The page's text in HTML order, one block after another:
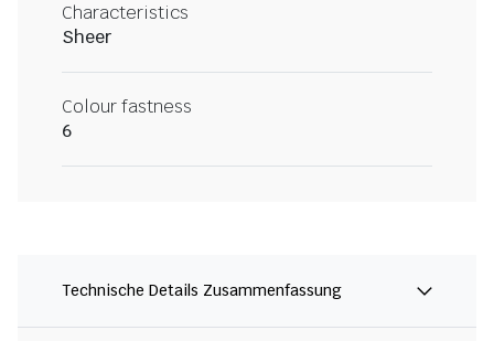
Characteristics
Sheer
Colour fastness
6
Technische Details Zusammenfassung